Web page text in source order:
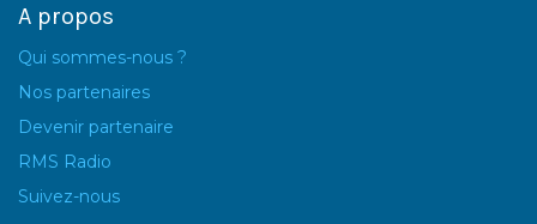
A propos
Qui sommes-nous ?
Nos partenaires
Devenir partenaire
RMS Radio
Suivez-nous